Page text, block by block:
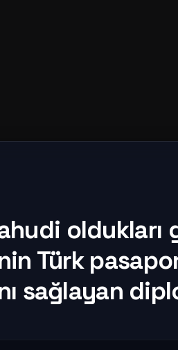
Türk
sağlayan